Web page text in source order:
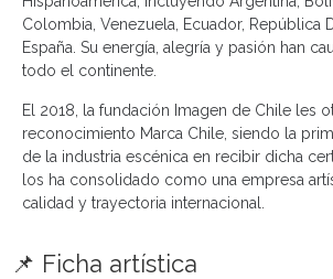
Colombia, Venezuela, Ecuador, República
España. Su energía, alegría y pasión han
todo el continente.
El 2018, la fundación Imagen de Chile les
reconocimiento Marca Chile, siendo la
de la industria escénica en recibir dicha
los ha consolidado como una empresa
calidad y trayectoria internacional.
📌 Ficha artística